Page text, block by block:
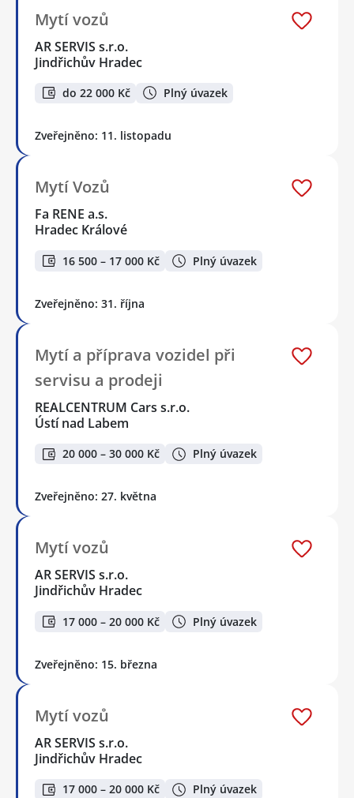
Mytí vozů
AR SERVIS s.r.o.
Jindřichův Hradec
do 22 000 Kč Plný úvazek
Zveřejněno: 11. listopadu
Mytí Vozů
Fa RENE a.s.
Hradec Králové
16 500 – 17 000 Kč Plný úvazek
Zveřejněno: 31. října
Mytí a příprava vozidel při
servisu a prodeji
REALCENTRUM Cars s.r.o.
Ústí nad Labem
20 000 – 30 000 Kč Plný úvazek
Zveřejněno: 27. května
Mytí vozů
AR SERVIS s.r.o.
Jindřichův Hradec
17 000 – 20 000 Kč Plný úvazek
Zveřejněno: 15. března
Mytí vozů
AR SERVIS s.r.o.
Jindřichův Hradec
17 000 – 20 000 Kč Plný úvazek